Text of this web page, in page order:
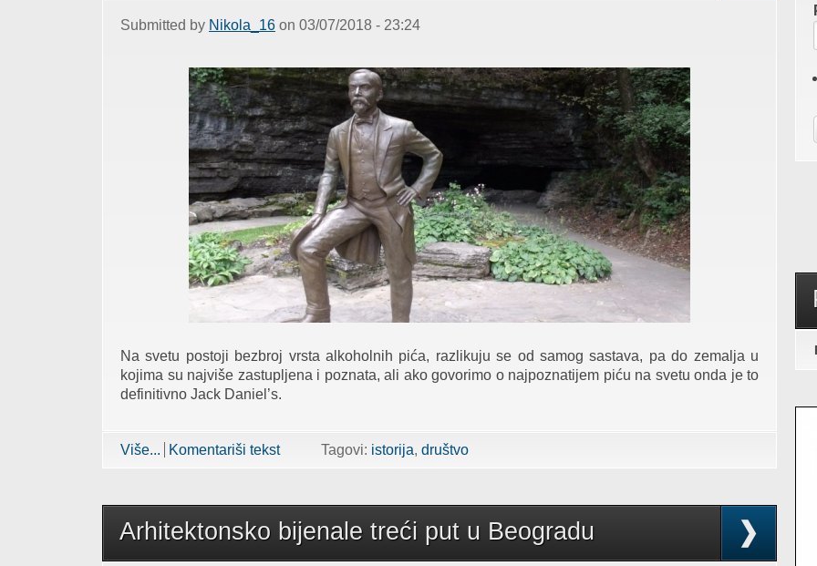
Submitted by Nikola_16 on 03/07/2018 - 23:24
Na svetu postoji bezbroj vrsta alkoholnih pića, razlikuju se od samog sastava, pa do zemalja u
kojima su najviše zastupljena i poznata, ali ako govorimo o najpoznatijem piću na svetu onda je to
definitivno Jack Daniel’s.
Više... about Jack Daniel's, viski koji je osvojio svet
Komentariši tekst Tagovi: istorija društvo
Arhitektonsko bijenale treći put u Beogradu